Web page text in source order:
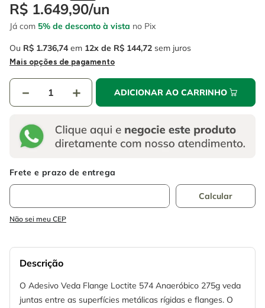
R$ 1.649,90/un
Já com 5% de desconto à vista no Pix
Ou R$ 1.736,74em 12 R$ 144,72 sem juros
Mais opções de pagamento
＋
－ ADICIONAR AO CARRINHO
Não sei meu CEP
Descrição
O Adesivo Veda Flange Loctite 574 Anaeróbico 275g veda
juntas entre as superfícies metálicas rígidas e flanges. O
6 fio
7º serra copo
8º disco corte
luva
º escada
º serra circular
º fio
disco corte
luva